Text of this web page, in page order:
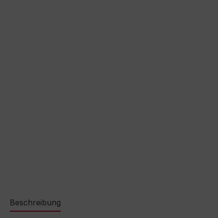
Beschreibung